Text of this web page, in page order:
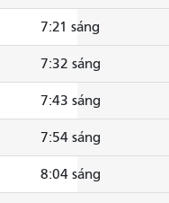
7:21 sáng
7:32 sáng
7:43 sáng
7:54 sáng
8:04 sáng